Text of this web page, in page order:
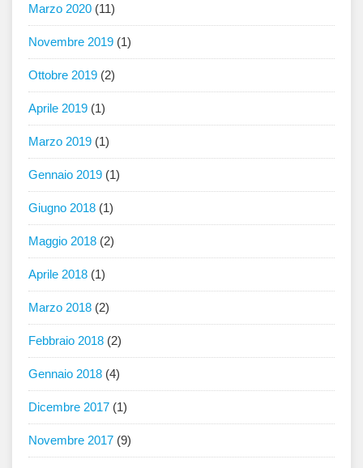
Marzo 2020 (11)
Novembre 2019 (1)
Ottobre 2019 (2)
Aprile 2019 (1)
Marzo 2019 (1)
Gennaio 2019 (1)
Giugno 2018 (1)
Maggio 2018 (2)
Aprile 2018 (1)
Marzo 2018 (2)
Febbraio 2018 (2)
Gennaio 2018 (4)
Dicembre 2017 (1)
Novembre 2017 (9)